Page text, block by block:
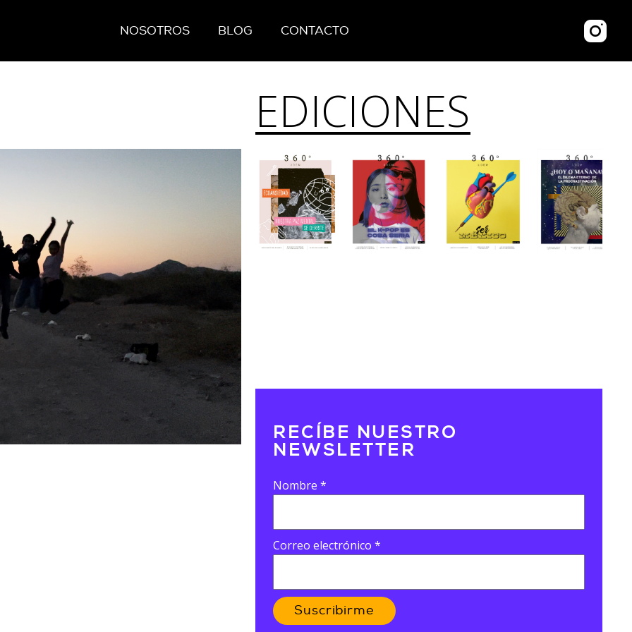
NOSOTROS BLOG CONTACTO
EDICIONES
RECÍBE NUESTRO
NEWSLETTER
Nombre *
Correo electrónico *
Suscribirme